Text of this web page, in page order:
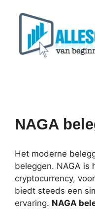
NAGA
Het moderne
beleggen. NAGA is
cryptocurrency,
biedt steeds een
ervaring. NAGA